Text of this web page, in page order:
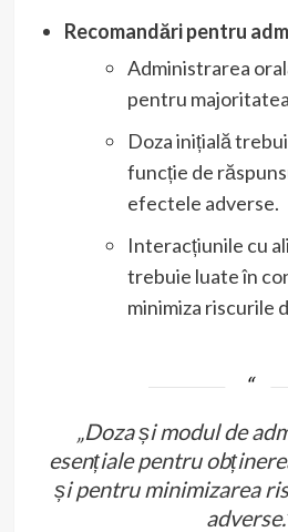
Recomandări pentru
Administrarea
pentru
Doza inițială
funcție de
efectele adverse.
Interacțiunile cu
trebuie luate în
minimiza riscurile
„Doza și modul de
esențiale pentru
și pentru minimizarea